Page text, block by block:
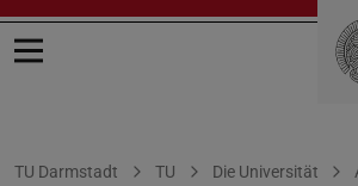
Menü öffnen
Sie befinden sich hier:
TU Darmstadt TU Die Universität